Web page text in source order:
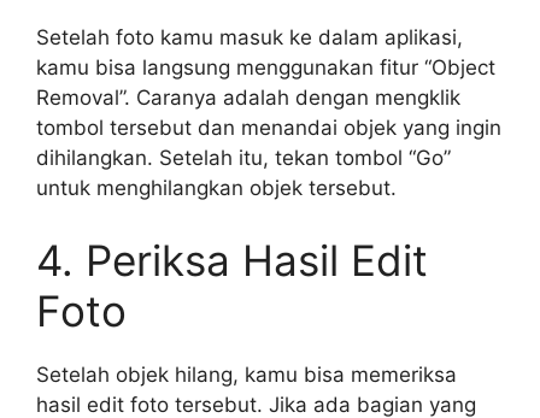
Setelah foto kamu masuk ke dalam aplikasi,
kamu bisa langsung menggunakan fitur “Object
Removal”. Caranya adalah dengan mengklik
tombol tersebut dan menandai objek yang ingin
dihilangkan. Setelah itu, tekan tombol “Go”
untuk menghilangkan objek tersebut.
4. Periksa Hasil Edit
Foto
Setelah objek hilang, kamu bisa memeriksa
hasil edit foto tersebut. Jika ada bagian yang